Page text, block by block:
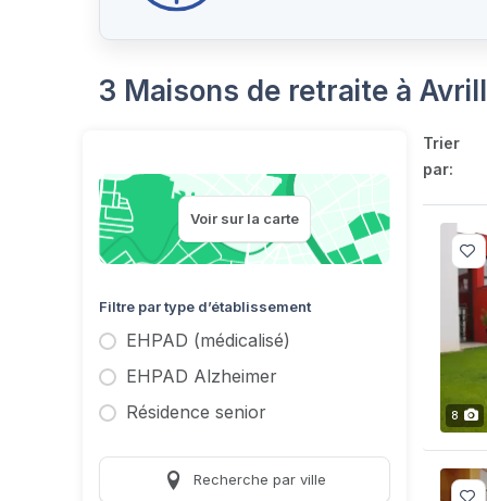
3 Maisons de retraite à
Voir sur la carte
Filtre par type d’établissement
EHPAD (médicalisé)
EHPAD Alzheimer
Résidence senior
Recherche par ville
Trier
par:
8